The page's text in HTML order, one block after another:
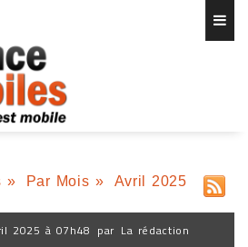
» Par Mois » Avril 2025
2025 à 07h48 par La rédaction